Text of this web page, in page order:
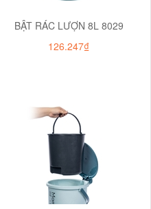
BẬT RÁC LƯỢN 8L 8029
126.247₫